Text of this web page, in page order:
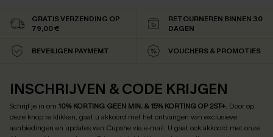
GRATIS VERZENDING OP
79,00 €
RETOURNEREN BINNEN 30
DAGEN
BEVEILIGEN PAYMEMT VOUCHERS & PROMOTIES
INSCHRIJVEN & CODE KRIJGEN
Schrijf je in om 10% KORTING GEEN MIN. & 15% KORTING OP 2ST+. Door op
deze knop te klikken, gaat u akkoord met het ontvangen van exclusieve
aanbiedingen en updates van Cupshe via e-mail. U gaat ook akkoord met onze